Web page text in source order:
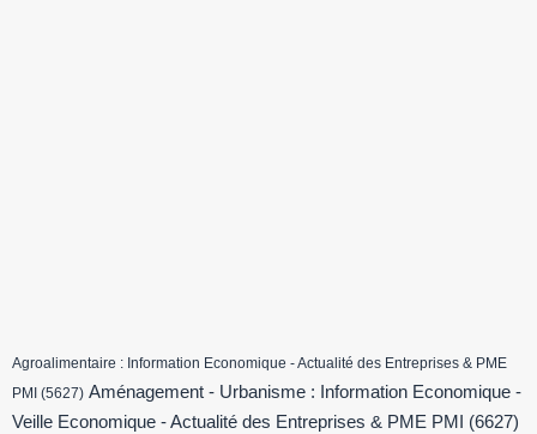
Agroalimentaire : Information Economique - Actualité des Entreprises & PME
PMI (5627) Aménagement - Urbanisme : Information Economique -
Veille Economique - Actualité des Entreprises & PME PMI
(6627)